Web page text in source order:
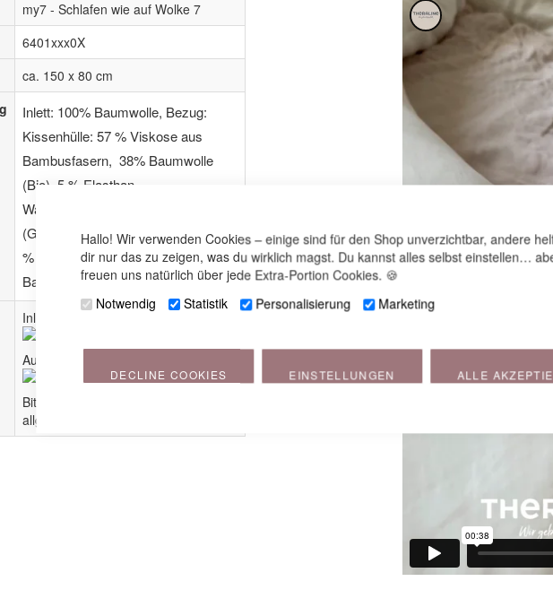
Hallo! Wir verwenden Cookies – einige sind für den Shop unverzichtbar, andere
dir nur das zu zeigen, was du wirklich magst. Du kannst alles selbst einstellen…
freuen uns natürlich über jede Extra-Portion Cookies. 🍪
Notwendig
Statistik Personalisierung Marketing
ALLE
EINSTELLUNGEN
DECLINE COOKIES
my7 - Schlafen wie auf Wolke 7
6401xxx0X
ca. 150 x 80 cm
Inlett: 100% Baumwolle, Bezug:
Kissenhülle: 57 % Viskose aus
Bambusfasern, 38% Baumwolle
(Bio), 5 % Elasthan ­
Wattierung: 100 % Polyester
(Gesamtbezug: 65 % Polyester, 20
% Viskose aus Bambusfasern, 13 %
Baumwolle (Bio) / 2 % Elasthan)
Inlett:
Außenbezug:
Bitte beachte auch unsere
allgemeinen